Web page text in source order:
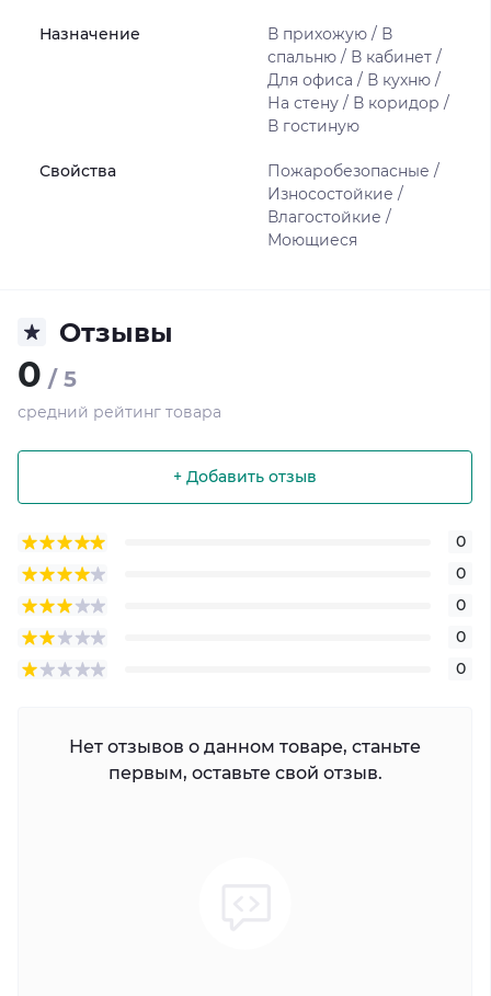
Назначение
В прихожую / В
спальню / В кабинет /
Для офиса / В кухню /
На стену / В коридор /
В гостиную
Свойства
Пожаробезопасные /
Износостойкие /
Влагостойкие /
Моющиеся
Отзывы
0 / 5
средний рейтинг товара
+ Добавить отзыв
0
0
0
0
0
Нет отзывов о данном товаре, станьте
первым, оставьте свой отзыв.